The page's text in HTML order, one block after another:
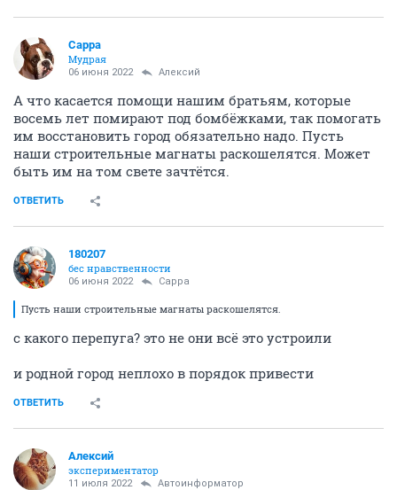
Сарра
Мудрая
06 июня 2022 Алексий
А что касается помощи нашим братьям, которые
восемь лет помирают под бомбёжками, так помогать
им восстановить город обязательно надо. Пусть
наши строительные магнаты раскошелятся. Может
быть им на том свете зачтётся.
ОТВЕТИТЬ
180207
бес нравственности
06 июня 2022 Сарра
Пусть наши строительные магнаты раскошелятся.
с какого перепуга? это не они всё это устроили
и родной город неплохо в порядок привести
ОТВЕТИТЬ
Алексий
экспериментатор
11 июля 2022 Автоинформатор